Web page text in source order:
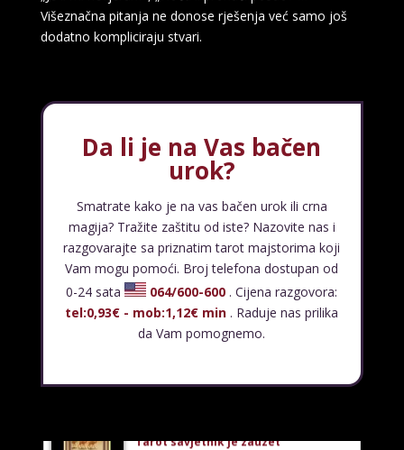
Višeznačna pitanja ne donose rješenja već samo još
dodatno kompliciraju stvari.
Da li je na Vas bačen
urok?
Smatrate kako je na vas bačen urok ili crna
magija? Tražite zaštitu od iste? Nazovite nas i
razgovarajte sa priznatim tarot majstorima koji
Vam mogu pomoći. Broj telefona dostupan od
0-24 sata
064/600-600 . Cijena razgovora:
tel:0,93€ - mob:1,12€ min . Raduje nas prilika
da Vam pomognemo.
LUCIJA
/ Kod #136
Tarot savjetnik je zauzet
Broj tel: 064/600-600
VIKTORIJA/ Kod 369
Tarot savjetnik je zauzet
TEHNIKE:astrologija, numerologija, tarot, radiestezija
Broj tel: 064/600-600
tel:0,93€ - mob:1,12€ min